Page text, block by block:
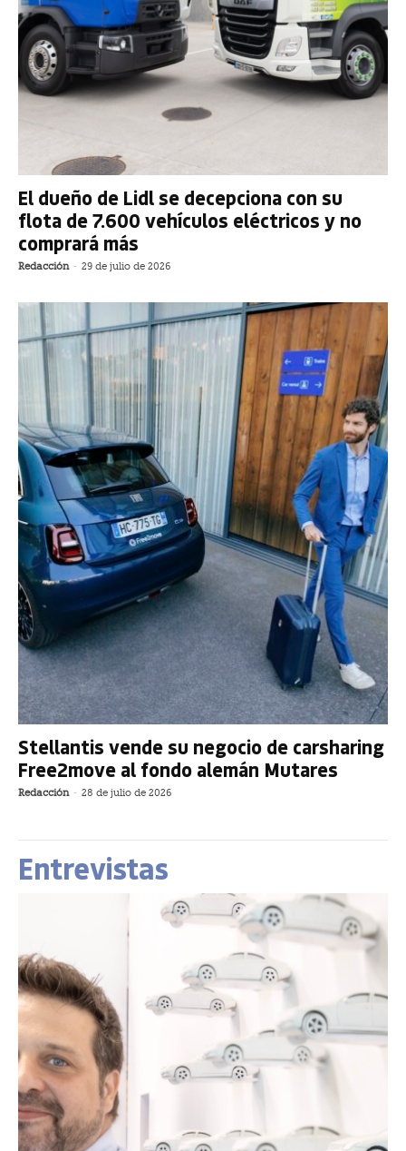
El dueño de Lidl se decepciona con su
flota de 7.600 vehículos eléctricos y no
comprará más
Redacción - 29 de julio de 2026
Stellantis vende su negocio de carsharing
Free2move al fondo alemán Mutares
Redacción - 28 de julio de 2026
Entrevistas